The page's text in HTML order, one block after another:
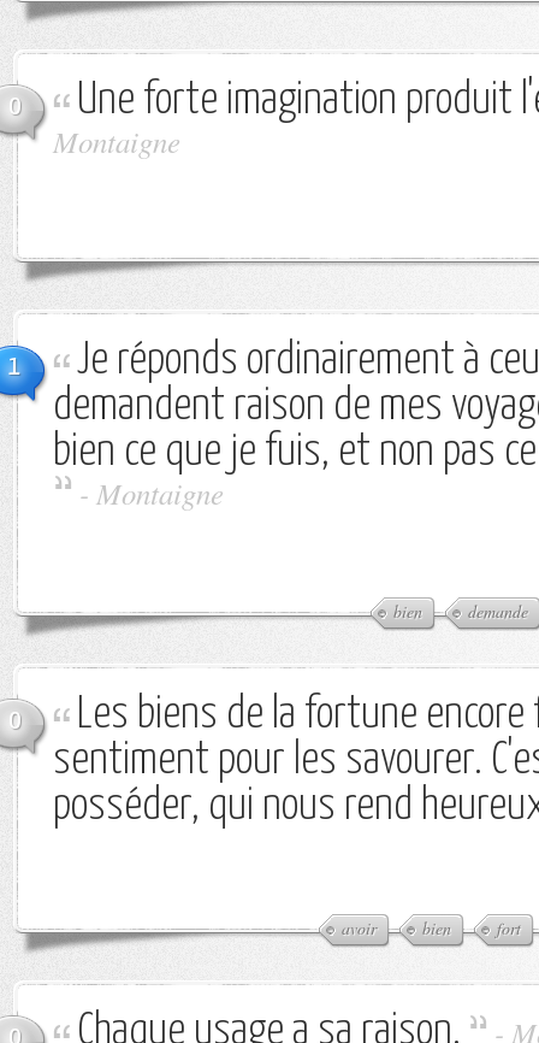
0 Une forte imagination produit
Montaigne
1
Je réponds ordinairement à
demandent raison de mes
bien ce que je fuis, et non pas
- Montaigne
bien demande
0
Les biens de la fortune
sentiment pour les savourer.
posséder, qui nous rend
avoir bien fort
Chaque usage a sa raison. -